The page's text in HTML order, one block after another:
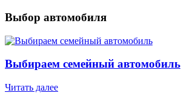
Выбор автомобиля
Выбираем семейный автомобиль
Читать далее